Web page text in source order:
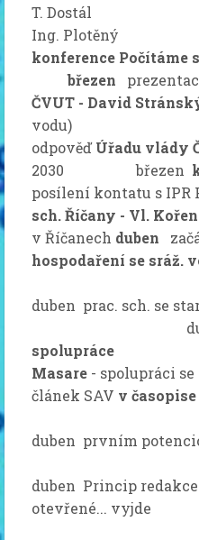
T.
Ing.
konference Počítáme
březen
ČVUT - David
odpověďÚřadu vlády
2030 březen
posílení kontatu s
sch. Říčany - Vl.
v Říčanech duben
hospodaření se sráž.
duben prac. sch. se
duben Lodní
spolupráce
Masare -
článek SAV v
duben prvním
duben Princip
otevřené... vyjde